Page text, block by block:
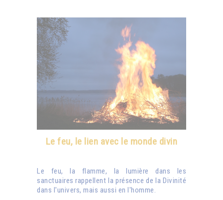
Le feu, le lien avec le monde divin
Le feu, la flamme, la lumière dans les
sanctuaires rappellent la présence de la Divinité
dans l'univers, mais aussi en l'homme.